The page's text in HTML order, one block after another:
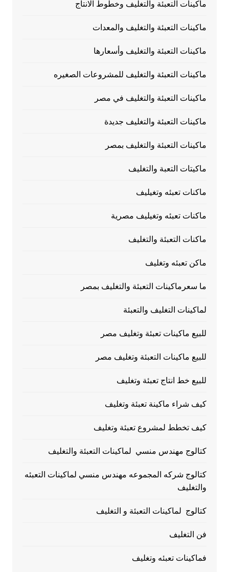
ماكينات التعبئة والتغليف وخطوط الانتاج
ماكينات التعبئة والتغليف والمعدات
ماكينات التعبئة والتغليف وأسعارها
ماكينات التعبئة والتغليف للمشروعات الصغيره
ماكينات التعبئة والتغليف في مصر
ماكينات التعبئة والتغليف جديدة
ماكينات التعبئة والتغليف بمصر
ماكيتات التعبة والتغليف
ماكنات تعبئه وتغيليف
ماكنات تعبئه وتغيليف مصرية
ماكنات التعبئة والتغليف
ماكن تعبئه وتغليف
ما سعرماكينات التعبئة والتغليف بمصر
لماكينات التغليف والتعبئة
للبيع ماكينات تعبئة وتغليف مصر
للبيع ماكينات التعبئة وتغليف مصر
للبيع خط انتاج تعبئة وتغليف
كيف شراء ماكينة تعبئة وتغليف
كيف تخطط لمشروع تعبئة وتغليف
كتالوج مهندس منسي لماكينات التعبئة والتغليف
كتالوج شركه المجموعه مهندس منسي لماكينات التعبئه
والتغليف
كتالوج لماكينات التعبئة و التغليف
فن التغليف
فماكينات تعبئه وتغليف